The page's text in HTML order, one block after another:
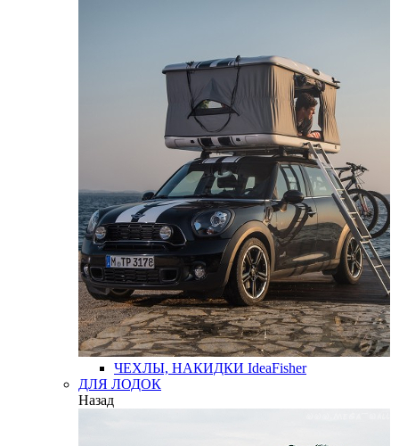
ЧЕХЛЫ, НАКИДКИ IdeaFisher
ДЛЯ ЛОДОК
Назад